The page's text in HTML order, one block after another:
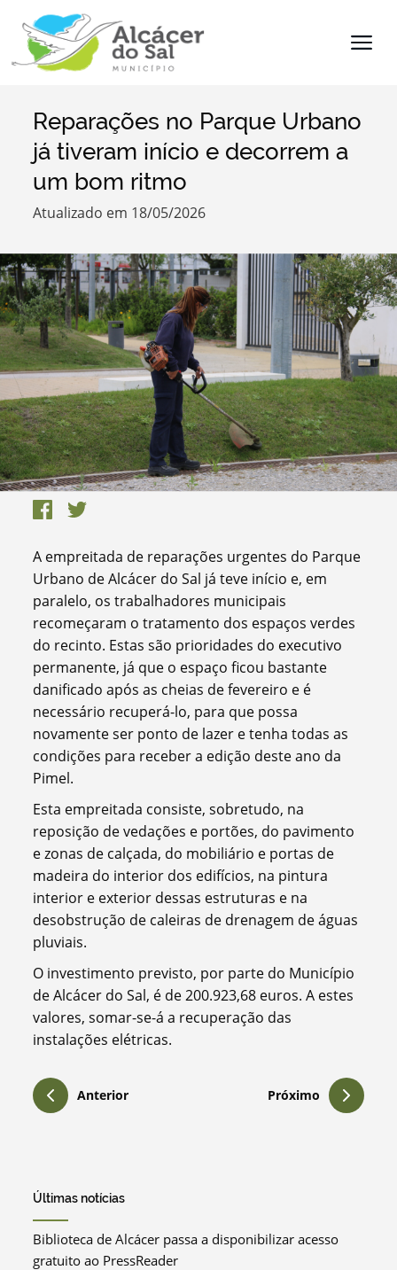
Termo de Pesquisa
Filtros
Reparações no Parque Urbano
já tiveram início e decorrem a
um bom ritmo
Atualizado em 18/05/2026
A empreitada de reparações urgentes do Parque
Urbano de Alcácer do Sal já teve início e, em
paralelo, os trabalhadores municipais
recomeçaram o tratamento dos espaços verdes
do recinto. Estas são prioridades do executivo
permanente, já que o espaço ficou bastante
danificado após as cheias de fevereiro e é
necessário recuperá-lo, para que possa
novamente ser ponto de lazer e tenha todas as
condições para receber a edição deste ano da
Pimel.
Esta empreitada consiste, sobretudo, na
reposição de vedações e portões, do pavimento
e zonas de calçada, do mobiliário e portas de
madeira do interior dos edifícios, na pintura
interior e exterior dessas estruturas e na
desobstrução de caleiras de drenagem de águas
pluviais.
O investimento previsto, por parte do Município
de Alcácer do Sal, é de 200.923,68 euros. A estes
valores, somar-se-á a recuperação das
instalações elétricas.
Anterior Próximo
Últimas notícias
Biblioteca de Alcácer passa a disponibilizar acesso
gratuito ao PressReader